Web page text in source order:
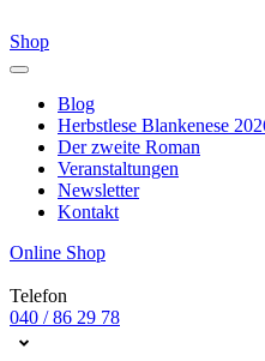
Shop
Blog
Herbstlese Blankenese
Der zweite Roman
Veranstaltungen
Newsletter
Kontakt
Online Shop
Telefon
040 / 86 29 78